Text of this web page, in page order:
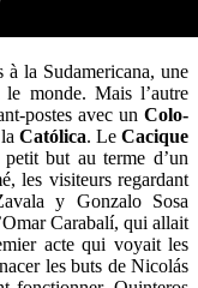
à la Sudamericana, une
monde. Mais l’autre
postes avec un Colo-
Católica. Le Cacique
petit but au terme d’un
les visiteurs regardant
y Gonzalo Sosa
Carabalí, qui allait
acte qui voyait les
les buts de Nicolás